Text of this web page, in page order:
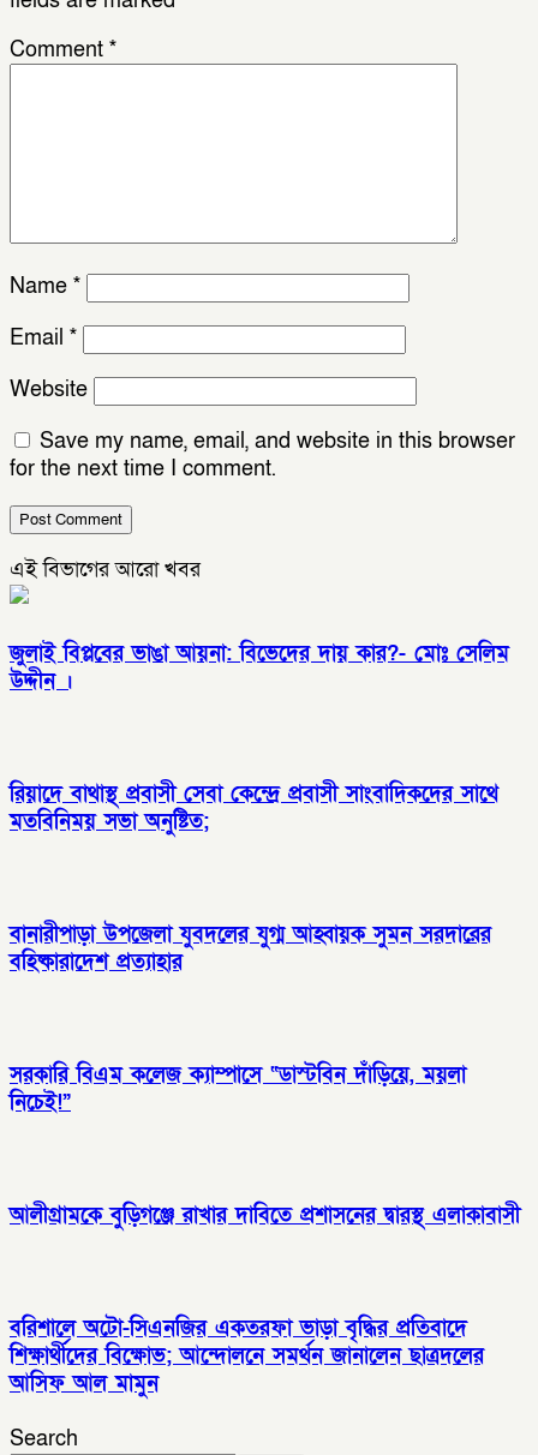
Comment *
Name *
Email *
Website
Save my name, email, and website in this browser
for the next time I comment.
এই বিভাগের আরো খবর
জুলাই বিপ্লবের ভাঙা আয়না: বিভেদের দায় কার?- মোঃ সেলিম
উদ্দীন ।
রিয়াদে বাথাস্থ প্রবাসী সেবা কেন্দ্রে প্রবাসী সাংবাদিকদের সাথে
মতবিনিময় সভা অনুষ্টিত;
বানারীপাড়া উপজেলা যুবদলের যুগ্ম আহ্বায়ক সুমন সরদারের
বহিষ্কারাদেশ প্রত্যাহার
সরকারি বিএম কলেজ ক্যাম্পাসে “ডাস্টবিন দাঁড়িয়ে, ময়লা
নিচেই!”
আলীগ্রামকে বুড়িগঞ্জে রাখার দাবিতে প্রশাসনের দ্বারস্থ এলাকাবাসী
বরিশালে অটো-সিএনজির একতরফা ভাড়া বৃদ্ধির প্রতিবাদে
শিক্ষার্থীদের বিক্ষোভ; আন্দোলনে সমর্থন জানালেন ছাত্রদলের
আসিফ আল মামুন
Search